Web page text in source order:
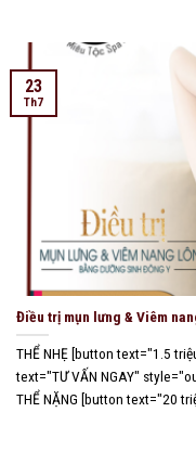
Điều trị mụn lưng & Viêm
THỂ NHẸ [button text="1.5
text="TƯ VẤN NGAY"
THỂ NẶNG [button text="20
23
Th7